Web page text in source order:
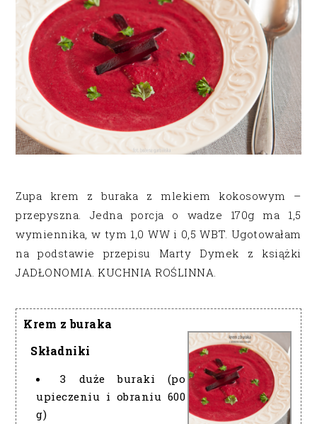
Zupa krem z buraka z mlekiem kokosowym –
przepyszna. Jedna porcja o wadze 170g ma 1,5
wymiennika, w tym 1,0 WW i 0,5 WBT. Ugotowałam
na podstawie przepisu Marty Dymek z książki
JADŁONOMIA. KUCHNIA ROŚLINNA.
Krem z buraka
Składniki
3 duże buraki (po
upieczeniu i obraniu 600
g)